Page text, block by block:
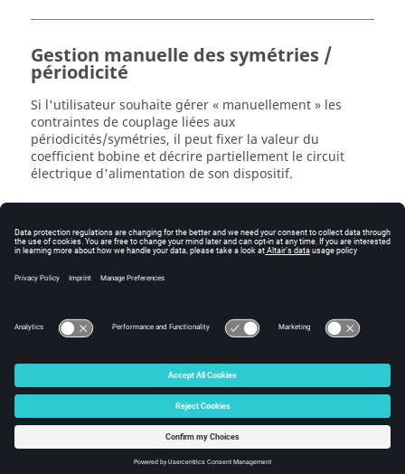
Gestion manuelle des symétries /
périodicité
Si l'utilisateur souhaite gérer « manuellement » les
contraintes de couplage liées aux
périodicités/symétries, il peut fixer la valeur du
coefficient bobine et décrire partiellement le circuit
électrique d'alimentation de son dispositif.
Mise en garde (3D)
Pour les applications 3D, le coefficient bobine est utilisé
© 2025 Altair Engineering, Inc. All Rights Reserved.
Intellectual Property Rights Notice|Technical Support
☼